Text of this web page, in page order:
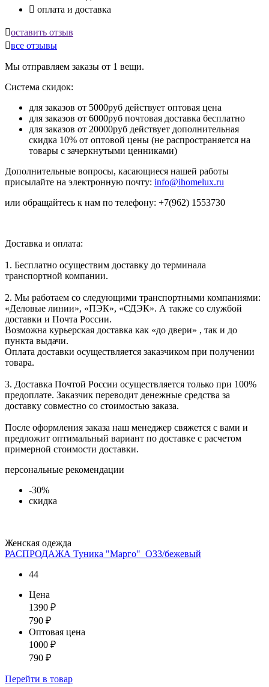
 оплата и доставка
оставить отзыв
все отзывы
Мы отправляем заказы от 1 вещи.
Система скидок:
для заказов от 5000руб действует оптовая цена
для заказов от 6000руб почтовая доставка бесплатно
для заказов от 20000руб действует дополнительная
скидка 10% от оптовой цены (не распространяется на
товары с зачеркнутыми ценниками)
Дополнительные вопросы, касающиеся нашей работы
присылайте на электронную почту: info@ihomelux.ru
или обращайтесь к нам по телефону: +7(962) 1553730
Доставка и оплата:
1. Бесплатно осуществим доставку до терминала
транспортной компании.
2. Мы работаем со следующими транспортными компаниями:
«Деловые линии», «ПЭК», «СДЭК». А также со службой
доставки и Почта России.
Возможна курьерская доставка как «до двери» , так и до
пункта выдачи.
Оплата доставки осуществляется заказчиком при получении
товара.
3. Доставка Почтой России осуществляется только при 100%
предоплате. Заказчик переводит денежные средства за
доставку совместно со стоимостью заказа.
После оформления заказа наш менеджер свяжется с вами и
предложит оптимальный вариант по доставке с расчетом
примерной стоимости доставки.
персональные рекомендации
-30%
скидка
Женская одежда
РАСПРОДАЖА Туника "Марго"_О33/бежевый
44
Цена
1390 ₽
790 ₽
Оптовая цена
1000 ₽
790 ₽
Перейти в товар